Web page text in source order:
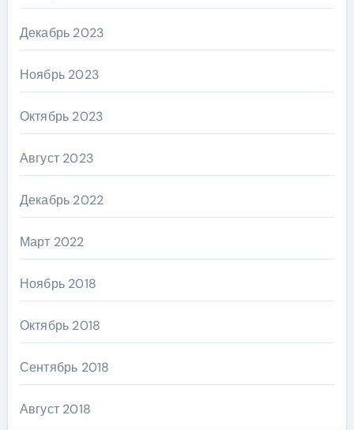
Декабрь 2023
Ноябрь 2023
Октябрь 2023
Август 2023
Декабрь 2022
Март 2022
Ноябрь 2018
Октябрь 2018
Сентябрь 2018
Август 2018